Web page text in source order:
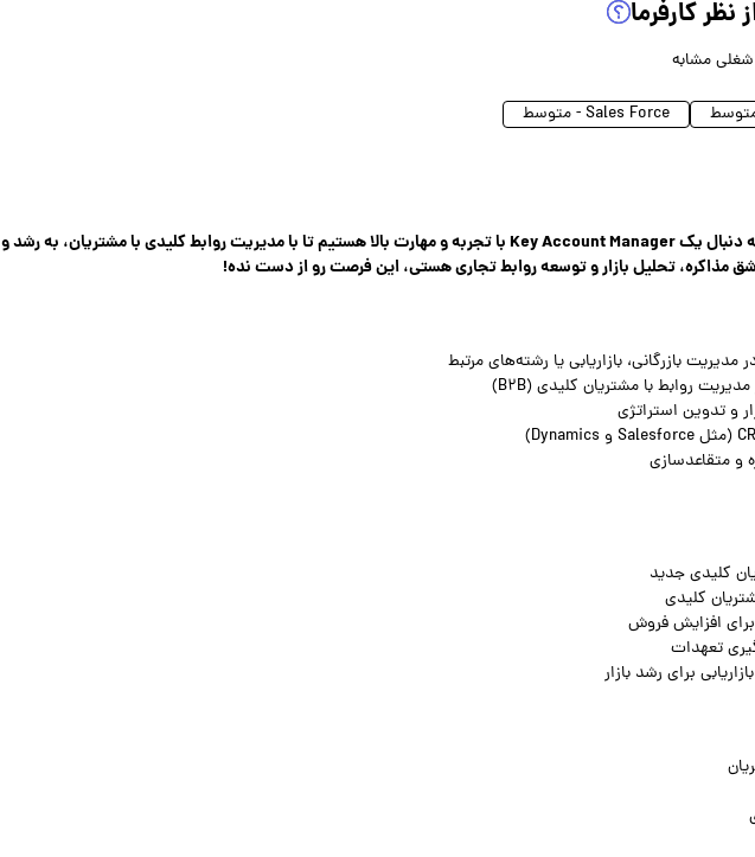
کارفرما
Sales Force - متوسط
ما در گروه توسعه همراه تل به دنبال یک Key Account Manager با تجربه و مهارت بالا هستیم تا با مدیریت روابط کلیدی با مشتریان، به رشد و
مذاکره، تحلیل بازار و توسعه روابط تجاری هستی، این فرصت رو از دست نده!
مدیریت بازرگانی، بازاریابی یا رشته‌های مرتبط
و تدوین استراتژی
و متقاعدسازی
کلیدی جدید
کلیدی
برای افزایش فروش
تعهدات
برای رشد بازار